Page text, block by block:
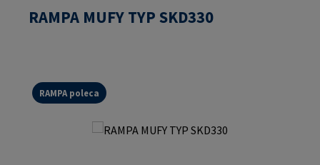
RAMPA MUFY TYP SKD330
RAMPA poleca
Pomiń galerię zdjęć